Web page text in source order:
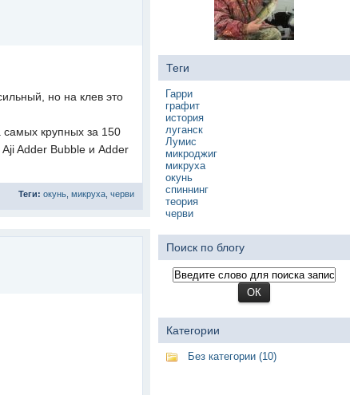
но на клев это
самых крупных за 150
Adder Bubble и Adder
Теги: окунь микруха черви
Теги
Гарри
графит
история
луганск
Лумис
микроджиг
микруха
окунь
спиннинг
теория
черви
Поиск по блогу
Категории
Без категории (10)